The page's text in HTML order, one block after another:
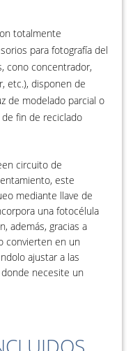
totalmente
para fotografía del
cono concentrador,
etc.), disponen de
de modelado parcial o
fin de reciclado
circuito de
este
mediante llave de
una fotocélula
además, gracias a
convierten en un
ajustar a las
necesite un